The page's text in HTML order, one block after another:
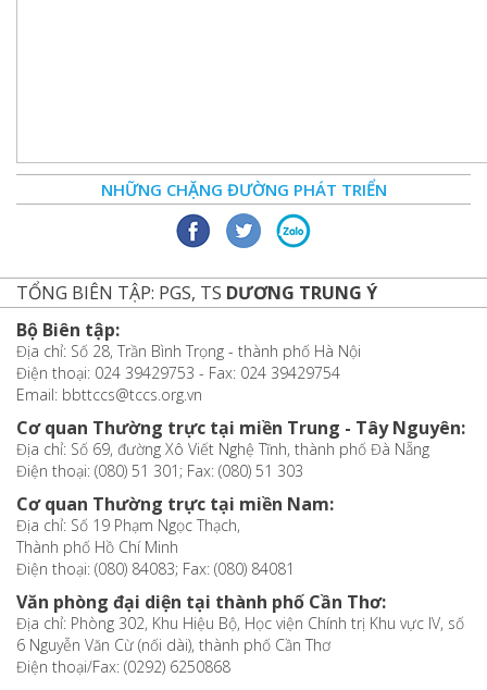
NHỮNG CHẶNG ĐƯỜNG PHÁT TRIỂN
TỔNG BIÊN TẬP: PGS, TS DƯƠNG TRUNG Ý
Bộ Biên tập:
Địa chỉ: Số 28, Trần Bình Trọng - thành phố Hà Nội
Điện thoại: 024 39429753 - Fax: 024 39429754
Email: bbttccs@tccs.org.vn
Cơ quan Thường trực tại miền Trung - Tây Nguyên:
Địa chỉ: Số 69, đường Xô Viết Nghệ Tĩnh, thành phố Đà Nẵng
Điện thoại: (080) 51 301; Fax: (080) 51 303
Cơ quan Thường trực tại miền Nam:
Địa chỉ: Số 19 Phạm Ngọc Thạch,
Thành phố Hồ Chí Minh
Điện thoại: (080) 84083; Fax: (080) 84081
Văn phòng đại diện tại thành phố Cần Thơ:
Địa chỉ: Phòng 302, Khu Hiệu Bộ, Học viện Chính trị Khu vực IV, số
6 Nguyễn Văn Cừ (nối dài), thành phố Cần Thơ
Điện thoại/Fax: (0292) 6250868